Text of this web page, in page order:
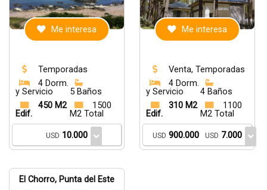
Me interesa
Temporadas
4 Dorm.
y Servicio
5 Baños
450 M2
Edif.
1500
M2 Total
USD 10.000
Me interesa
Venta, Temporadas
4 Dorm.
y Servicio
4 Baños
310 M2
Edif.
1100
M2 Total
USD 900.000 USD 7.000
El Chorro, Punta del Este